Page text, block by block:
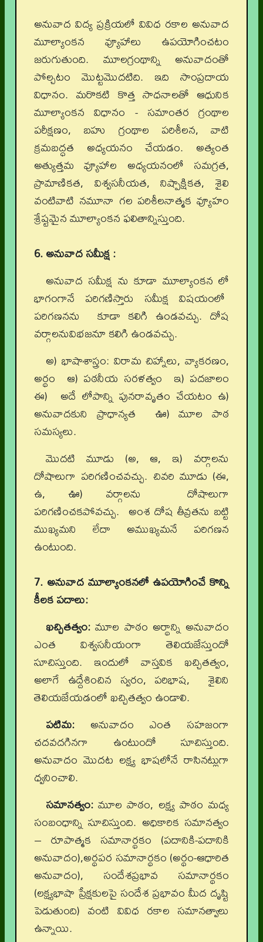
అనువాద విద్య ప్రక్రియలో వివిధ రకాల అనువాద
మూల్యాంకన వ్యూహాలు ఉపయోగించటం
జరుగుతుంది. మూలగ్రంథాన్ని అనువాదంతో
పోల్చటం మొట్టమొదటిది. ఇది సాంప్రదాయ
విధానం. మరొకటి కొత్త సాధనాలతో ఆధునిక
మూల్యాంకన విధానం - సమాంతర గ్రంథాల
పరీక్షణం, బహు గ్రంథాల పరిశీలన, వాటి
క్రమబద్ధత అధ్యయనం చేయడం. అత్యంత
అత్యుత్తమ వ్యూహాల అధ్యయనంలో సమగ్రత,
ప్రామాణికత, విశ్వసనీయత, నిష్పాక్షికత, శైలి
వంటివాటి నమూనా గల పరిశీలనాత్మక వ్యూహం
శ్రేష్టమైన మూల్యాంకన ఫలితాన్నిస్తుంది.
6. అనువాద సమీక్ష :
అనువాద సమీక్ష ను కూడా మూల్యాంకన లో
భాగంగానే పరిగణిస్తారు సమీక్ష విషయంలో
పరిగణనను కూడా కలిగి ఉండవచ్చు. దోష
వర్గాలనువిభజనూ కలిగి ఉండవచ్చు.
అ) భాషాశాస్త్రం: విరామ చిహ్నాలు, వ్యాకరణం,
అర్థం ఆ) పఠనీయ సరళత్వం ఇ) పదజాలం
ఈ) అదే లోపాన్ని పునరావృతం చేయటం ఉ)
అనువాదకుని ప్రాధాన్యత ఊ) మూల పాఠ
సమస్యలు.
మొదటి మూడు (అ, ఆ, ఇ) వర్గాలను
దోషాలుగా పరిగణించవచ్చు. చివరి మూడు (ఈ,
ఉ, ఊ) వర్గాలను దోషాలుగా
పరిగణించకపోవచ్చు. అంశ దోష తీవ్రతను బట్టి
ముఖ్యమని లేదా అముఖ్యమనే పరిగణన
ఉంటుంది.
7. అనువాద మూల్యాంకనలో ఉపయోగించే కొన్ని
కీలక పదాలు:
ఖచ్చితత్వం: మూల పాఠం అర్థాన్ని అనువాదం
ఎంత విశ్వసనీయంగా తెలియజేస్తుందో
సూచిస్తుంది. ఇందులో వాస్తవిక ఖచ్చితత్వం,
అలాగే ఉద్దేశించిన స్వరం, పరిభాష, శైలిని
తెలియజేయడంలో ఖచ్చితత్వం ఉండాలి.
పటిమ: అనువాదం ఎంత సహజంగా
చదవదగినగా ఉంటుందో సూచిస్తుంది.
అనువాదం మొదట లక్ష్య భాషలోనే రాసినట్లుగా
ధ్వనించాలి.
సమానత్వం: మూల పాఠం, లక్ష్య పాఠం మధ్య
సంబంధాన్ని సూచిస్తుంది. అధికారిక సమానత్వం
– రూపాత్మక సమానార్థకం (పదానికి-పదానికి
అనువాదం),అర్థపర సమానార్థకం (అర్థం-ఆధారిత
అనువాదం), సందేశప్రభావ సమానార్థకం
(లక్ష్యభాషా ప్రేక్షకులపై సందేశ ప్రభావం మీద దృష్టి
పెడుతుంది) వంటి వివిధ రకాల సమానత్వాలు
ఉన్నాయి.